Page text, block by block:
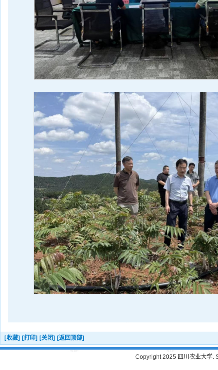
[收藏] [打印] [关闭] [返回顶部]
Copyright 2025 四川农业大学.